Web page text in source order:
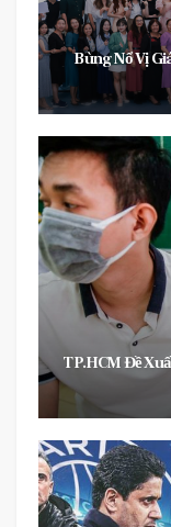
Vị Giác Với
Xin Covid-19